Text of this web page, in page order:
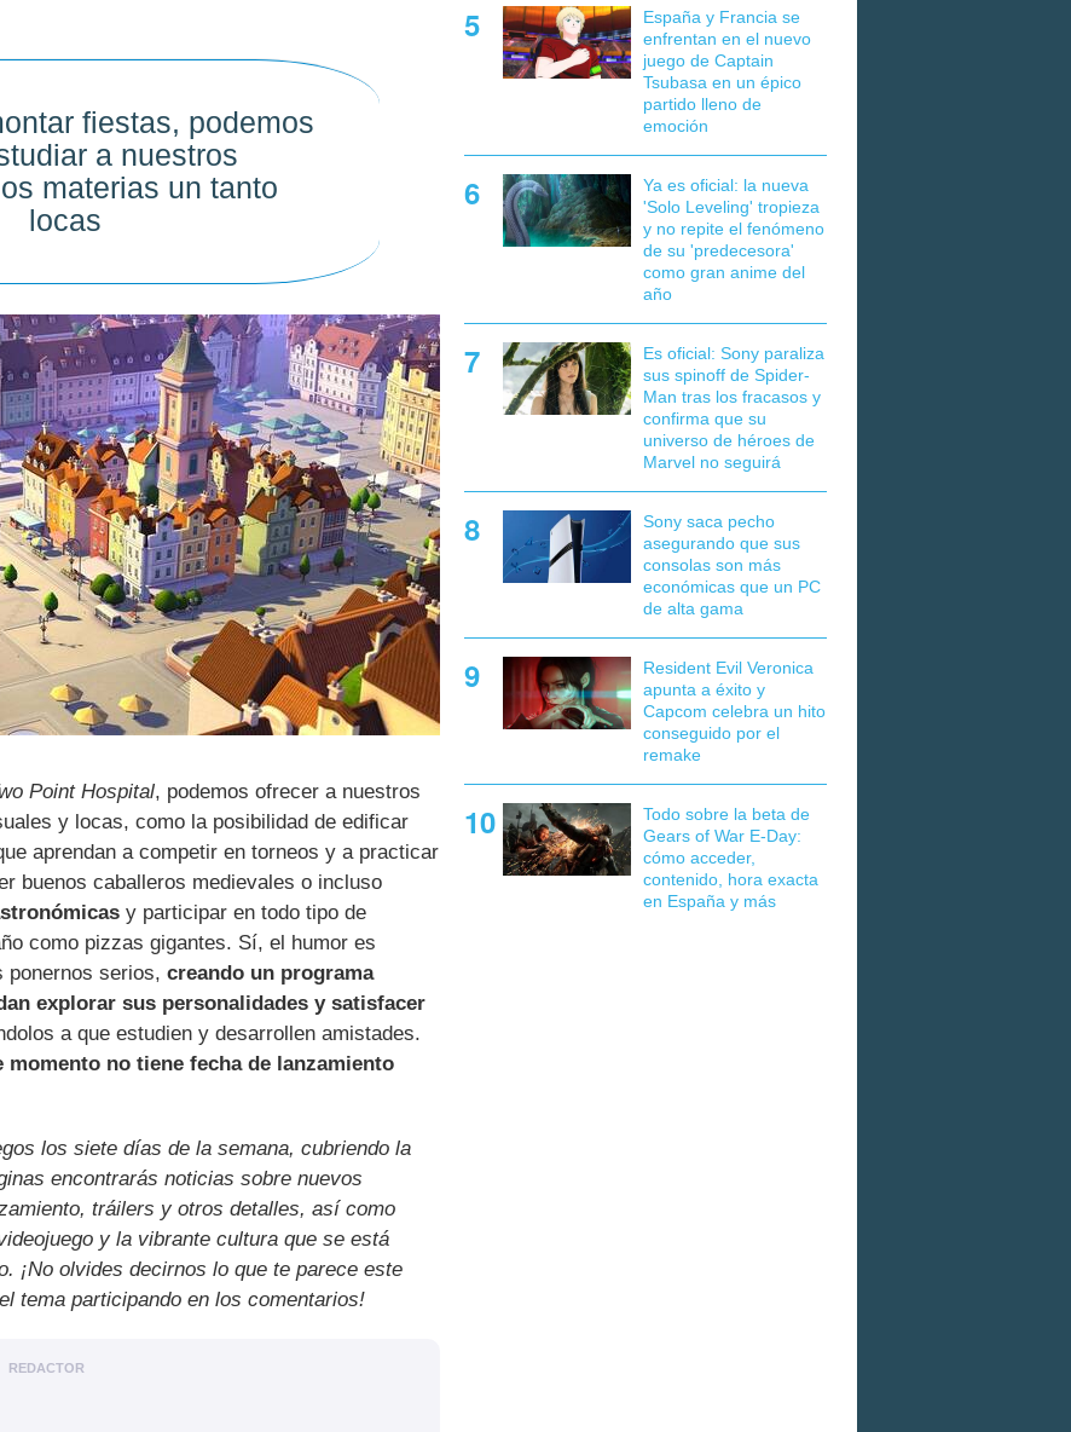
fiestas, podemos
a nuestros
materias un tanto
locas
Point Hospital, podemos ofrecer a nuestros
y locas, como la posibilidad de edificar
aprendan a competir en torneos y a practicar
buenos caballeros medievales o incluso
y participar en todo tipo de
como pizzas gigantes. Sí, el humor es
ponernos serios, creando un programa
explorar sus personalidades y satisfacer
a que estudien y desarrollen amistades.
momento no tiene fecha de lanzamiento
los siete días de la semana, cubriendo la
encontrarás noticias sobre nuevos
tráilers y otros detalles, así como
y la vibrante cultura que se está
¡No olvides decirnos lo que te parece este
tema participando en los comentarios!
REDACTOR
España y Francia se
enfrentan en el nuevo
juego de Captain
Tsubasa en un épico
partido lleno de
emoción
Ya es oficial: la nueva
'Solo Leveling' tropieza
y no repite el fenómeno
de su 'predecesora'
como gran anime del
año
Es oficial: Sony paraliza
sus spinoff de Spider-
Man tras los fracasos y
confirma que su
universo de héroes de
Marvel no seguirá
Sony saca pecho
asegurando que sus
consolas son más
económicas que un PC
de alta gama
Resident Evil Veronica
apunta a éxito y
Capcom celebra un hito
conseguido por el
remake
Todo sobre la beta de
Gears of War E-Day:
cómo acceder,
contenido, hora exacta
en España y más